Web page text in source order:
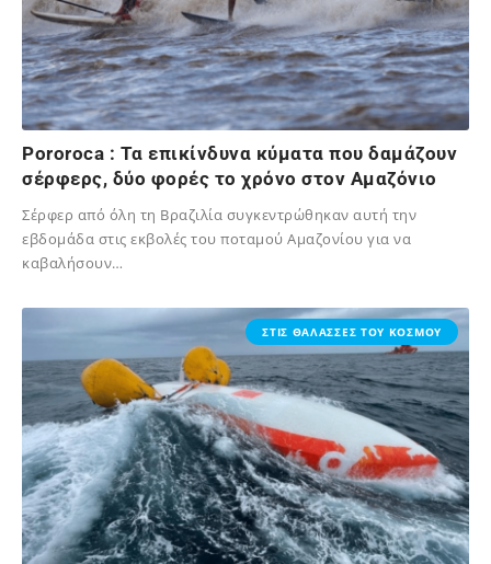
Pororoca : Τα επικίνδυνα κύματα που δαμάζουν
σέρφερς, δύο φορές το χρόνο στον Αμαζόνιο
Σέρφερ από όλη τη Βραζιλία συγκεντρώθηκαν αυτή την
εβδομάδα στις εκβολές του ποταμού Αμαζονίου για να
καβαλήσουν…
ΣΤΙΣ ΘΑΛΑΣΣΕΣ ΤΟΥ ΚΟΣΜΟΥ